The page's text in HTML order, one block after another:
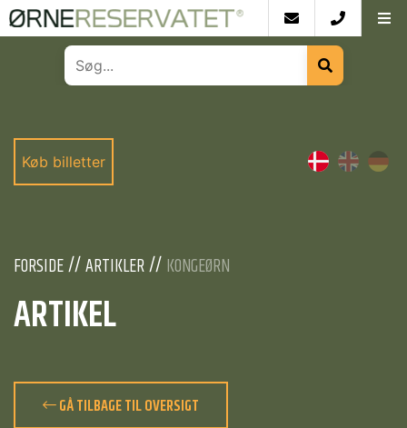
Køb billetter
FORSIDE ARTIKLER KONGEØRN
ARTIKEL
GÅ TILBAGE TIL OVERSIGT